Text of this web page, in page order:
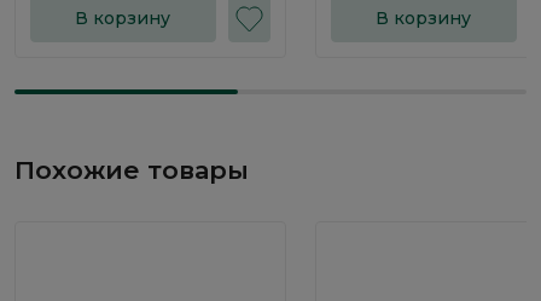
В корзину В корзину
Похожие товары